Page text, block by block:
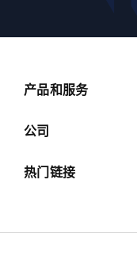
产品和服务
公司
热门链接